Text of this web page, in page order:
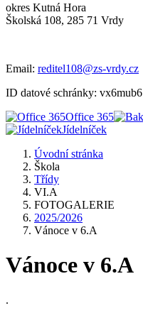
okres Kutná Hora
Školská 108, 285 71 Vrdy
Email: reditel108@zs-vrdy.cz
ID datové schránky: vx6mub6
Office 365
Jídelníček
Úvodní stránka
Škola
Třídy
VI.A
FOTOGALERIE
2025/2026
Vánoce v 6.A
Vánoce v 6.A
.